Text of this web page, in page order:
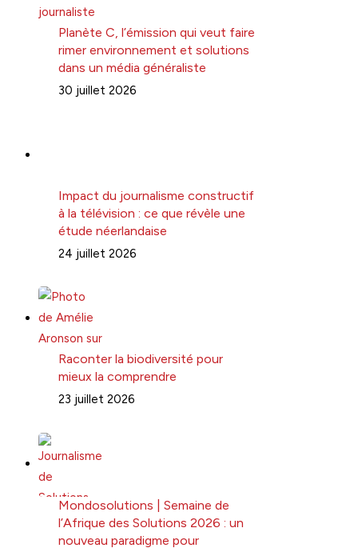
Planète C, l’émission qui veut faire
rimer environnement et solutions
dans un média généraliste
30 juillet 2026
Impact du journalisme constructif
à la télévision : ce que révèle une
étude néerlandaise
24 juillet 2026
Raconter la biodiversité pour
mieux la comprendre
23 juillet 2026
Mondosolutions | Semaine de
l’Afrique des Solutions 2026 : un
nouveau paradigme pour